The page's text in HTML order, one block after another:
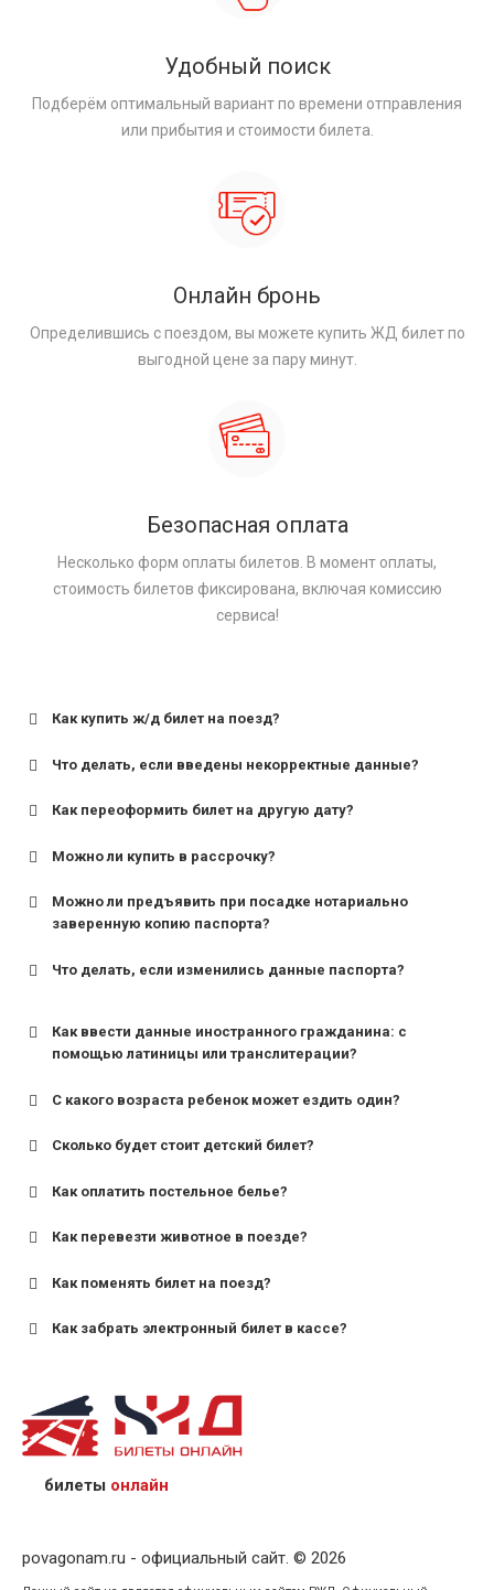
Удобный поиск
Подберём оптимальный вариант по времени отправления
или прибытия и стоимости билета.
Онлайн бронь
Определившись с поездом, вы можете купить ЖД билет по
выгодной цене за пару минут.
Безопасная оплата
Несколько форм оплаты билетов. В момент оплаты,
стоимость билетов фиксирована, включая комиссию
сервиса!
Как купить ж/д билет на поезд?
Что делать, если введены некорректные данные?
Как переоформить билет на другую дату?
Можно ли купить в рассрочку?
Можно ли предъявить при посадке нотариально
заверенную копию паспорта?
Что делать, если изменились данные паспорта?
Как ввести данные иностранного гражданина: с
помощью латиницы или транслитерации?
С какого возраста ребенок может ездить один?
для поездов дальнего следования — от 10 лет и
для пригородных поездов — от 7 лет.
Сколько будет стоит детский билет?
Как оплатить постельное белье?
Как перевезти животное в поезде?
Как поменять билет на поезд?
Как забрать электронный билет в кассе?
назвав кассиру 14-значный номер заказа;
предъявив удостоверение личности пассажира, на
кого оформлен билет.
билеты онлайн
povagonam.ru - официальный сайт. © 2026